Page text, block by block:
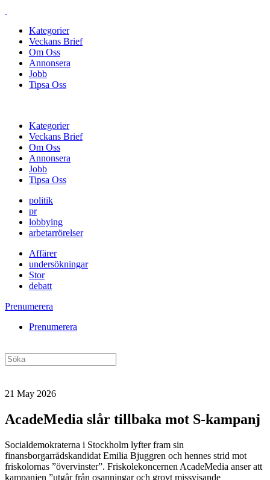
Kategorier
Veckans Brief
Om Oss
Annonsera
Jobb
Tipsa Oss
Kategorier
Veckans Brief
Om Oss
Annonsera
Jobb
Tipsa Oss
politik
pr
lobbying
arbetarrörelser
Affärer
undersökningar
Stor
debatt
Prenumerera
Prenumerera
21 May 2026
AcadeMedia slår tillbaka mot S-kampanj
Socialdemokraterna i Stockholm lyfter fram sin
finansborgarrådskandidat Emilia Bjuggren och hennes strid mot
friskolornas ”övervinster”. Friskolekoncernen AcadeMedia anser att
kampanjen ”utgår från osanningar och grovt missvisande